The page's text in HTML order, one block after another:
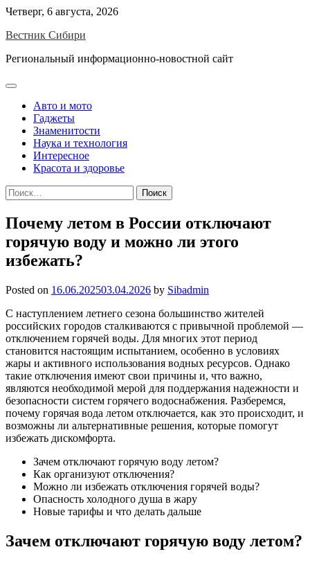
Skip
content
Четверг, 6 августа, 2026
Вестник Сибири
Региональный информационно-новостной сайт
Авто и мото
Гаджеты
Знаменитости
Наука и технология
Интересное
Красота и здоровье
Найти:
Почему летом в России отключают
горячую воду и можно ли этого
избежать?
Posted on 16.06.202503.04.2026 by Sibadmin
С наступлением летнего сезона большинство жителей
российских городов сталкиваются с привычной проблемой —
отключением горячей воды. Для многих этот период
становится настоящим испытанием, особенно в условиях
жары и активного использования водных ресурсов. Однако
такие отключения имеют свои причины и, что важно,
являются необходимой мерой для поддержания надежности и
безопасности систем горячего водоснабжения. Разберемся,
почему горячая вода летом отключается, как это происходит, и
возможны ли альтернативные решения, которые помогут
избежать дискомфорта.
Зачем отключают горячую воду летом?
Как организуют отключения?
Можно ли избежать отключения горячей воды?
Опасность холодного душа в жару
Новые тарифы и что делать дальше
Зачем отключают горячую воду летом?